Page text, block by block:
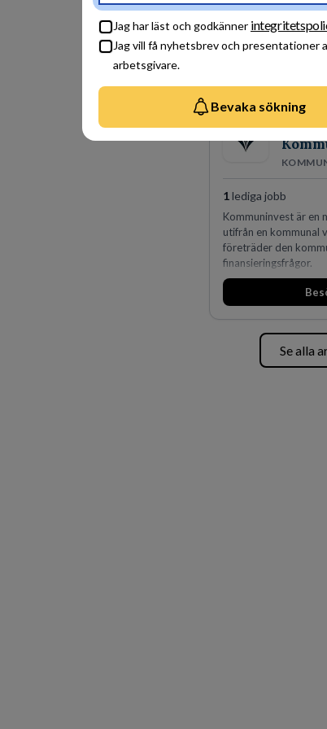
Jag har läst och godkänner
Jag vill få nyhetsbrev och presentationer
arbetsgivare.
Bevaka sökning
1 lediga jobb
Kommuninvest är en
utifrån en kommunal
företräder den
finansieringsfrågor.
Se alla